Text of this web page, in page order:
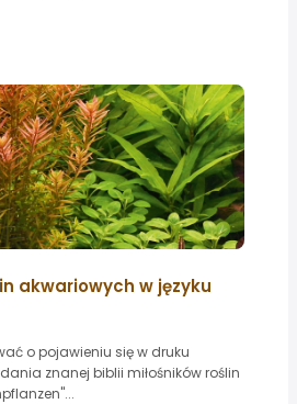
akwariowych w języku
o pojawieniu się w druku
znanej biblii miłośników roślin